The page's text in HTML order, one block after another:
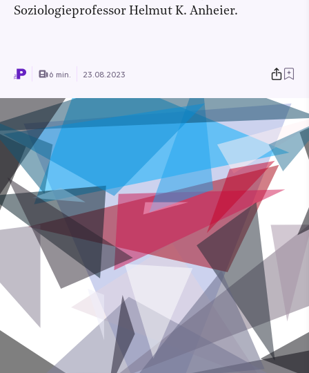
Soziologieprofessor Helmut K. Anheier.
6 min. 23.08.2023